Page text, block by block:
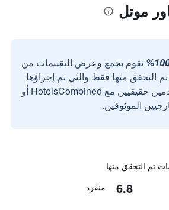
موتل
نقوم بجمع وعرض التقييمات من
التحقق منها فقط والتي تم إجراؤها
بواسطة مستخدمين حقيقيين مع HotelsCombined أو
الموثوقين.
6.8 منفرد